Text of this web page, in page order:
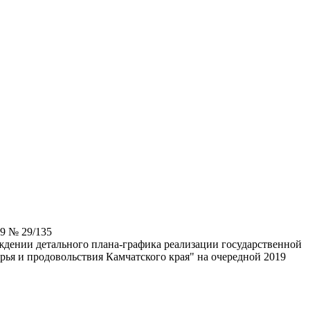
№ 29/135
детального плана-графика реализации государственной
и продовольствия Камчатского края" на очередной 2019